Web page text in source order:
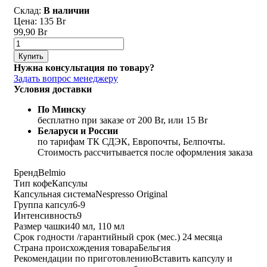
Склад: В наличии
Цена: 135 Br
99,90 Br
Купить
Нужна консультация по товару?
Задать вопрос менеджеру
Условия доставки
По Минску
бесплатно при заказе от 200 Br, или 15 Br
Беларуси и России
по тарифам ТК СДЭК, Европочты, Белпочты.
Стоимость рассчитывается после оформления заказа
БрендBelmio
Тип кофеКапсулы
Капсульная системаNespresso Original
Группа капсул6-9
Интенсивность9
Размер чашки40 мл, 110 мл
Срок годности /гарантийный срок (мес.) 24 месяца
Страна происхождения товараБельгия
Рекомендации по приготовлениюВставить капсулу и